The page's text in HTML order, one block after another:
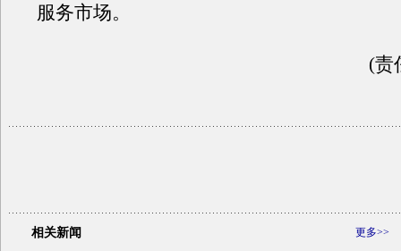
服务市场。
(责
更多>>
相关新闻